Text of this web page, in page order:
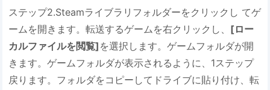
ステップ2.Steamライブラリフォルダーをクリックし てゲ
ームを開きます。転送するゲームを右クリックし、 [ロー
カルファイルを閲覧] を選択します。ゲームフォルダが開
きます。ゲームフォルダが表示されるように、1ステップ
戻ります。フォルダをコピーしてドライブに貼り付け、転